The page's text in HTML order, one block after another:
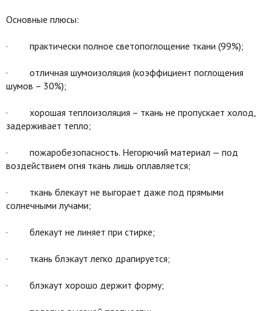
Основные плюсы:
· практически полное светопоглощение ткани (99%);
· отличная шумоизоляция (коэффициент поглощения
шумов – 30%);
· хорошая теплоизоляция – ткань не пропускает холод,
задерживает тепло;
· пожаробезопасность. Негорючий материал — под
воздействием огня ткань лишь оплавляется;
· ткань блекаут не выгорает даже под прямыми
солнечными лучами;
· блекаут не линяет при стирке;
· ткань блэкаут легко драпируется;
· блэкаут хорошо держит форму;